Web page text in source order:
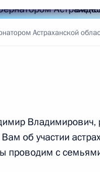
Астраханской
Владимирович,
об участии
проводим с